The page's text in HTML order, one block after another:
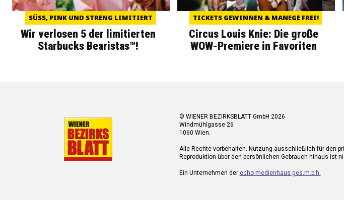
SÜSS, PINK UND STRENG LIMITIERT
Wir verlosen 5 der limitierten
Starbucks Bearistas™!
TICKETS GEWINNEN & MANEGE FREI!
Circus Louis Knie: Die große
WOW-Premiere in Favoriten
© WIENER BEZIRKSBLATT GmbH 2026
Windmühlgasse 26
1060 Wien.
Alle Rechte vorbehalten. Nutzung ausschließlich für den
Reproduktion über den persönlichen Gebrauch hinaus ist
Ein Unternehmen der echo medienhaus ges.m.b.h.